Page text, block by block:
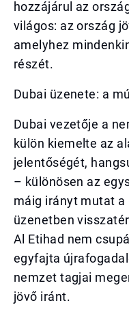
hozzájárul az
világos: az ország
amelyhez
részét.
Dubai üzenete: a
Dubai vezetője a
külön kiemelte az
jelentőségét,
– különösen az
máig irányt mutat a
üzenetben
Al Etihad nem
egyfajta
nemzet tagjai
jövő iránt.